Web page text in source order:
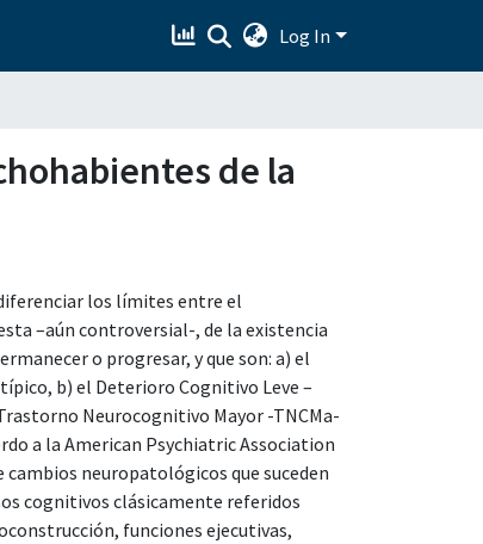
Log In
de la
los límites entre el
–aún controversial-, de la existencia
o progresar, y que son: a) el
b) el Deterioro Cognitivo Leve –
Neurocognitivo Mayor -TNCMa-
a la American Psychiatric Association
cambios neuropatológicos que suceden
cognitivos clásicamente referidos
funciones ejecutivas,